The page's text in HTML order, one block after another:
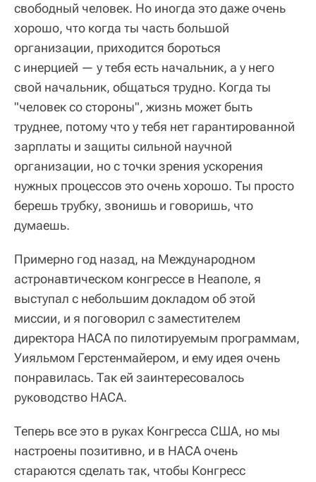
свободный человек. Но иногда это даже очень
хорошо, что когда ты часть большой
организации, приходится бороться
с инерцией — у тебя есть начальник, а у него
свой начальник, общаться трудно. Когда ты
"человек со стороны", жизнь может быть
труднее, потому что у тебя нет гарантированной
зарплаты и защиты сильной научной
организации, но с точки зрения ускорения
нужных процессов это очень хорошо. Ты просто
берешь трубку, звонишь и говоришь, что
думаешь.
Примерно год назад, на Международном
астронавтическом конгрессе в Неаполе, я
выступал с небольшим докладом об этой
миссии, и я поговорил с заместителем
директора НАСА по пилотируемым программам,
Уияльмом Герстенмайером, и ему идея очень
понравилась. Так ей заинтересовалось
руководство НАСА.
Теперь все это в руках Конгресса США, но мы
настроены позитивно, и в НАСА очень
стараются сделать так, чтобы Конгресс